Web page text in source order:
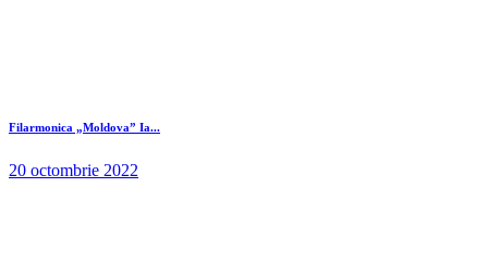
Filarmonica „Moldova” Ia...
20 octombrie 2022